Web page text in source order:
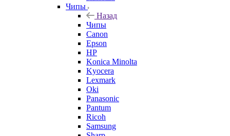
Чипы
Назад
Чипы
Canon
Epson
HP
Konica Minolta
Kyocera
Lexmark
Oki
Panasonic
Pantum
Ricoh
Samsung